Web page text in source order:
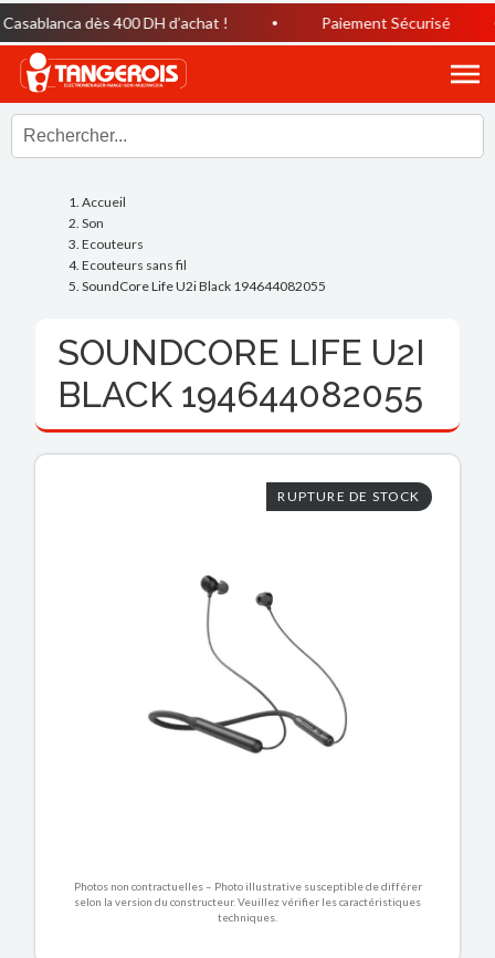
dès 400 DH d’achat ! Paiement Sécurisé
Accueil
Son
Ecouteurs
Ecouteurs sans fil
SoundCore Life U2i Black 194644082055
SOUNDCORE LIFE U2I
BLACK 194644082055
RUPTURE DE STOCK
Photos non contractuelles – Photo illustrative susceptible de différer
selon la version du constructeur. Veuillez vérifier les caractéristiques
techniques.